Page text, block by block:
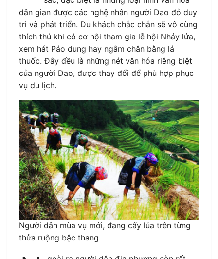
dân gian được các nghệ nhân người Dao đỏ duy
trì và phát triển. Du khách chắc chắn sẽ vô cùng
thích thú khi có cơ hội tham gia lễ hội Nhảy lửa,
xem hát Páo dung hay ngâm chân bằng lá
thuốc. Đây đều là những nét văn hóa riêng biệt
của người Dao, được thay đổi để phù hợp phục
vụ du lịch.
Người dân mùa vụ mới, đang cấy lúa trên từng
thửa ruộng bậc thang